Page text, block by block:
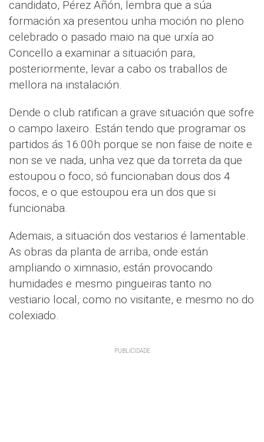
candidato, Pérez Añón, lembra que a súa
formación xa presentou unha moción no pleno
celebrado o pasado maio na que urxía ao
Concello a examinar a situación para,
posteriormente, levar a cabo os traballos de
mellora na instalación.
Dende o club ratifican a grave situación que sofre
o campo laxeiro. Están tendo que programar os
partidos ás 16:00h porque se non faise de noite e
non se ve nada, unha vez que da torreta da que
estoupou o foco, só funcionaban dous dos 4
focos, e o que estoupou era un dos que si
funcionaba.
Ademais, a situación dos vestarios é lamentable.
As obras da planta de arriba, onde están
ampliando o ximnasio, están provocando
humidades e mesmo pingueiras tanto no
vestiario local, como no visitante, e mesmo no do
colexiado.